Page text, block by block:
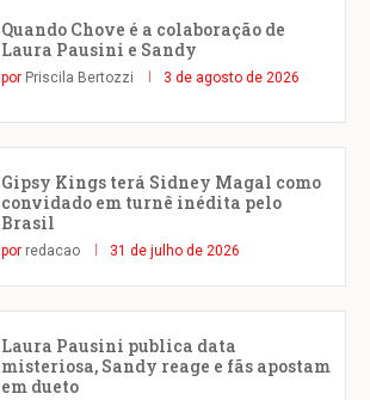
Quando Chove é a colaboração de
Laura Pausini e Sandy
por Priscila Bertozzi 3 de agosto de 2026
Gipsy Kings terá Sidney Magal como
convidado em turnê inédita pelo
Brasil
por redacao 31 de julho de 2026
Laura Pausini publica data
misteriosa, Sandy reage e fãs apostam
em dueto